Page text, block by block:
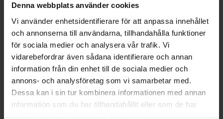
Denna webbplats använder cookies
Vi använder enhetsidentifierare för att anpassa innehållet
och annonserna till användarna, tillhandahålla funktioner
för sociala medier och analysera vår trafik. Vi
vidarebefordrar även sådana identifierare och annan
information från din enhet till de sociala medier och
annons- och analysföretag som vi samarbetar med.
Dessa kan i sin tur kombinera informationen med annan
information som du har tillhandahållit eller som de har
1.0401 BLÅTT PASSIVERAT, KOMP:STÅL
GÄNGA=M8 HANDTAGSLÄNGD=108 D1=27,1
D2=11
BREDD=33,2
B1=24 H=18 HÖJD=28,5
HANDTAGSLÄNGD=96
SLAG S=1,5
SPÄNNKRAFT F KN=8 HANDKRAFT FH N=350
Beställningsnummer: 04232-2502208
160,89 kr
Exkl. leveranskostnader
DETALJER